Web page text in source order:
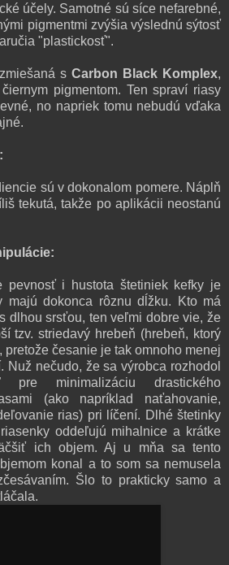
účely. Samotné sú síce nefarebné,
pigmentmi zvýšia výslednú sýtosť
"plastickosť".
s Carbon Black Komplex,
pigmentom. Ten spraví riasy
no napriek tomu nebudú vďaka
sú v dokonalom pomere. Náplň
tekutá, takže po aplikácii neostanú
pevnosť i hustota štetiniek kefky je
majú dokonca rôznu dĺžku. Kto má
dlhou srsťou, ten veľmi dobre vie, že
tzv. striedavý hrebeň (hrebeň, ktorý
pretože česanie je tak omnoho menej
Nuž nečudo, že sa výrobca rozhodol
minimalizáciu drastického
(ako napríklad naťahovanie,
rias) pri líčení. Dlhé štetinky
oddeľujú mihalnice a krátke
ich objem. Aj u mňa sa tento
konal a to som sa nemusela
Šlo to prakticky samo a